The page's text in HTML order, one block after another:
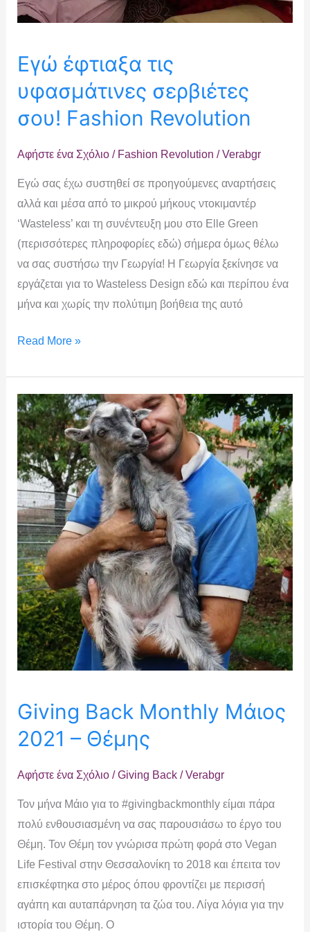
Εγώ έφτιαξα τις
υφασμάτινες σερβιέτες
σου! Fashion Revolution
Αφήστε ένα Σχόλιο / Fashion Revolution /Verabgr
Εγώ σας έχω συστηθεί σε προηγούμενες αναρτήσεις
αλλά και μέσα από το μικρού μήκους ντοκιμαντέρ
‘Wasteless’ και τη συνέντευξη μου στο Elle Green
(περισσότερες πληροφορίες εδώ) σήμερα όμως θέλω
να σας συστήσω την Γεωργία! Η Γεωργία ξεκίνησε να
εργάζεται για το Wasteless Design εδώ και περίπου ένα
μήνα και χωρίς την πολύτιμη βοήθεια της αυτό
Read More »
Giving Back Monthly Μάιος
2021 – Θέμης
Αφήστε ένα Σχόλιο /Giving Back/Verabgr
Τον μήνα Μάιο για το #givingbackmonthly είμαι πάρα
πολύ ενθουσιασμένη να σας παρουσιάσω το έργο του
Θέμη. Τον Θέμη τον γνώρισα πρώτη φορά στο Vegan
Life Festival στην Θεσσαλονίκη το 2018 και έπειτα τον
επισκέφτηκα στο μέρος όπου φροντίζει με περισσή
αγάπη και αυταπάρνηση τα ζώα του. Λίγα λόγια για την
ιστορία του Θέμη. Ο
Giving
Back
Monthly
Μάιος
2021
–
Θέμης